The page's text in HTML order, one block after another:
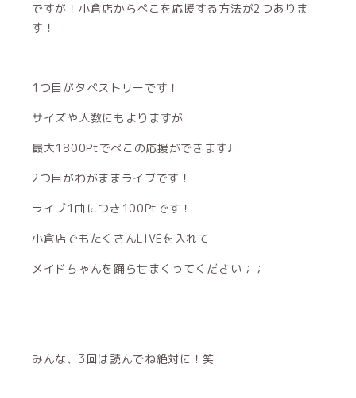
ですが！小倉店からぺこを応援する方法が2つありま
す！
1つ目がタペストリーです！
サイズや人数にもよりますが
最大1800Ptでぺこの応援ができます♩
2つ目がわがままライブです！
ライブ1曲につき100Ptです！
小倉店でもたくさんLIVEを入れて
メイドちゃんを踊らせまくってください；；
みんな、3回は読んでね絶対に！笑